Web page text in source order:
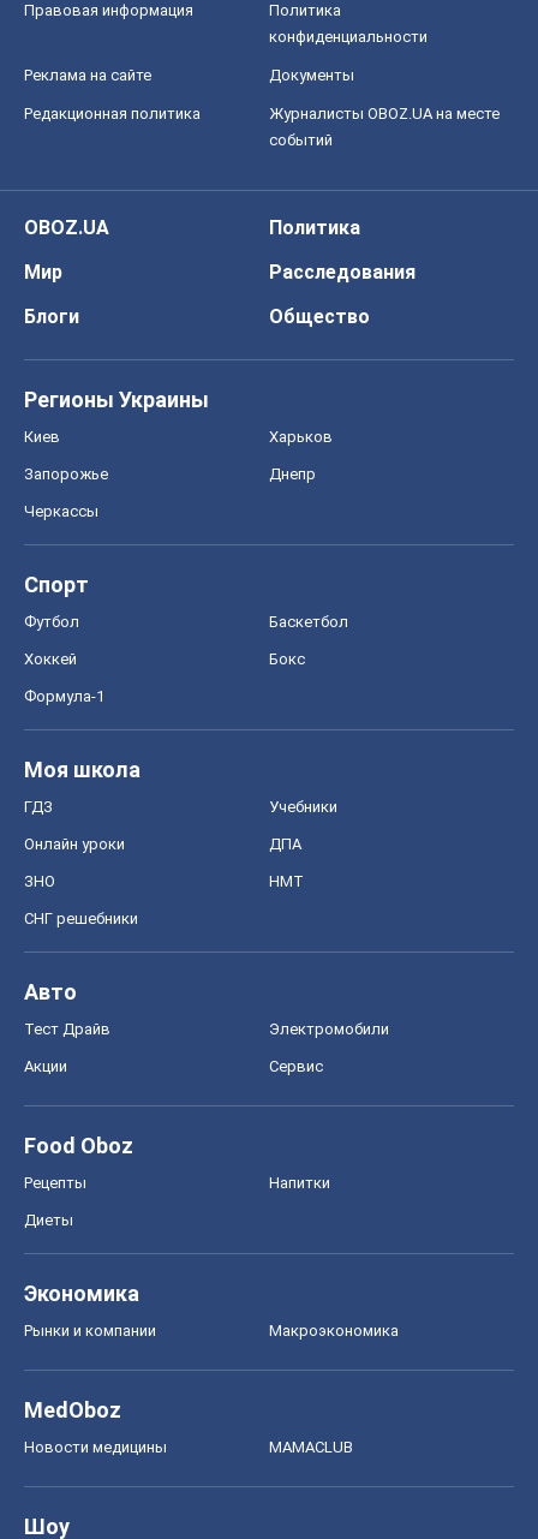
Правовая информация
Политика
конфиденциальности
Реклама на сайте Документы
Редакционная политика
Журналисты OBOZ.UA на месте
событий
OBOZ.UA
Политика
Мир
Расследования
Блоги
Общество
Регионы Украины
Киев Харьков
Запорожье Днепр
Черкассы
Спорт
Футбол Баскетбол
Хоккей Бокс
Формула-1
Моя школа
ГДЗ Учебники
Онлайн уроки ДПА
ЗНО НМТ
СНГ решебники
Авто
Тест Драйв Электромобили
Акции Сервис
Food Oboz
Рецепты Напитки
Диеты
Экономика
Рынки и компании Mакроэкономика
MedOboz
Новости медицины MAMACLUB
Шоу